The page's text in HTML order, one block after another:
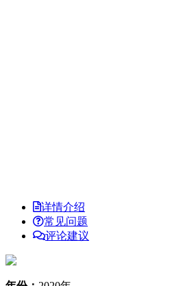
详情介绍
常见问题
评论建议